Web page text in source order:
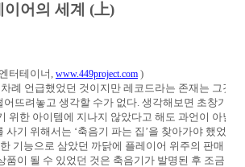
어의 세계 (上)
터테이너, www.449project.com )
례 언급했었던 것이지만 레코드라는 존재는 그것
어뜨려놓고 생각할 수가 없다. 생각해보면 초창기의
위한 아이템에 지나지 않았다고 해도 과언이 아닐
사기 위해서는 ‘축음기 파는 집’을 찾아가야 했었다
기능으로 삼았던 까닭에 플레이어 위주의 판매 경
품이 될 수 있었던 것은 축음기가 발명된 후 조금 더